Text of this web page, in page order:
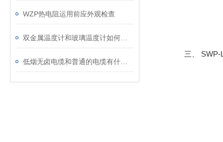
WZP热电阻运用前应外观检查
三、 SWP-